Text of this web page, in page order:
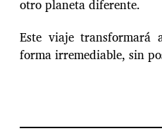
otro planeta diferente.
Este viaje transformará
forma irremediable, sin